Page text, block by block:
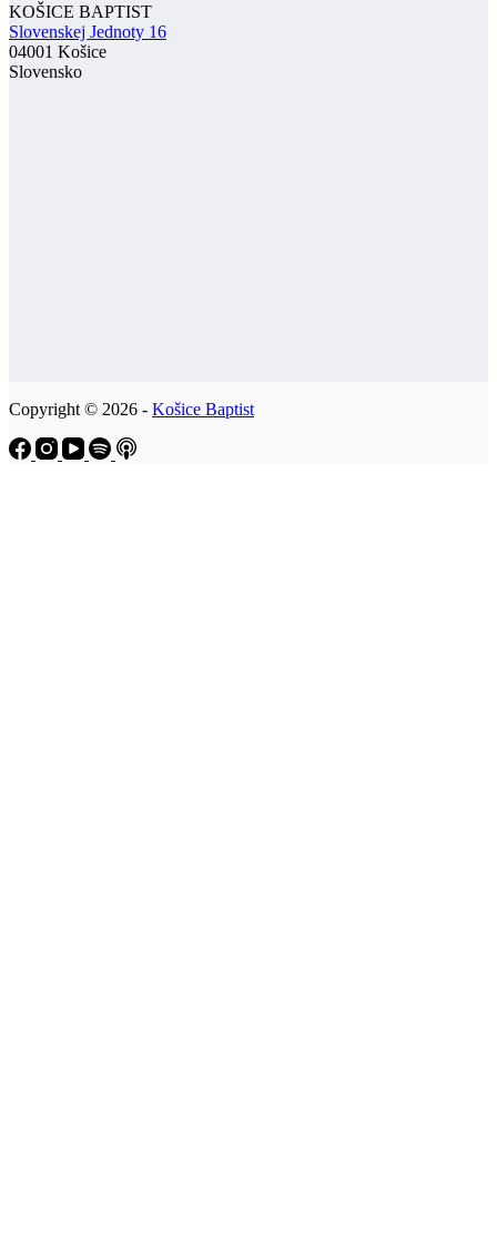
KOŠICE BAPTIST
Slovenskej Jednoty 16
04001 Košice
Slovensko
Copyright © 2026 - Košice Baptist